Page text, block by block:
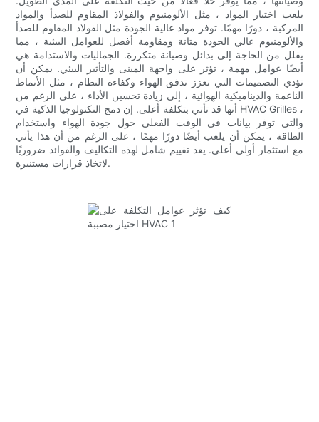
يلعب اختيار المواد ، مثل الألومنيوم والفولاذ المقاوم للصدأ والمواد
المركبة ، دورًا مهمًا. توفر مواد عالية الجودة مثل الفولاذ المقاوم للصدأ
والألومنيوم عالي الجودة متانة ومقاومة أفضل للعوامل البيئية ، مما
يقلل من الحاجة إلى بدائل وصيانة متكررة. الجماليات والاستدامة هي
أيضًا عوامل مهمة ، تؤثر على واجهة المبنى والتأثير البيئي. يمكن أن
تؤدي التصميمات التي تعزز تدفق الهواء وكفاءة النظام ، مثل الأنماط
الناعمة والديناميكية الهوائية ، إلى زيادة تحسين الأداء ، على الرغم من
أنها قد تأتي بتكلفة أعلى. إن دمج التكنولوجيا الذكية في HVAC Grilles ،
والتي توفر بيانات في الوقت الفعلي حول جودة الهواء واستخدام
الطاقة ، يمكن أن يلعب أيضًا دورًا مهمًا ، على الرغم من أن هذا يأتي
مع استثمار أولي أعلى. يعد تقييم شامل لهذه التكاليف والفوائد ضروريًا
لاتخاذ قرارات مستنيرة.